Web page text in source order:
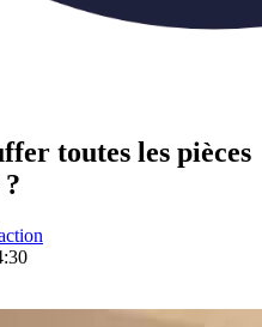
toutes les pièces